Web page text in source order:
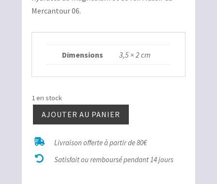
Mercantour 06.
Dimensions 3,5 × 2 cm
1 en stock
quantité
Serpentine
bélière
AJOUTER AU PANIER
 Livraison offerte à partir de 80€
 Satisfait ou remboursé pendant 14 jours